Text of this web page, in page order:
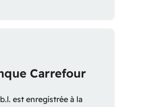
Carrefour
est enregistrée à la